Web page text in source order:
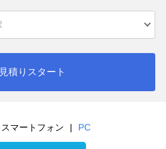
見積りスタート
スマートフォン | PC